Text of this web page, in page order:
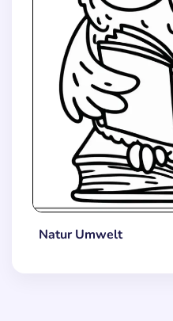
Natur Umwelt